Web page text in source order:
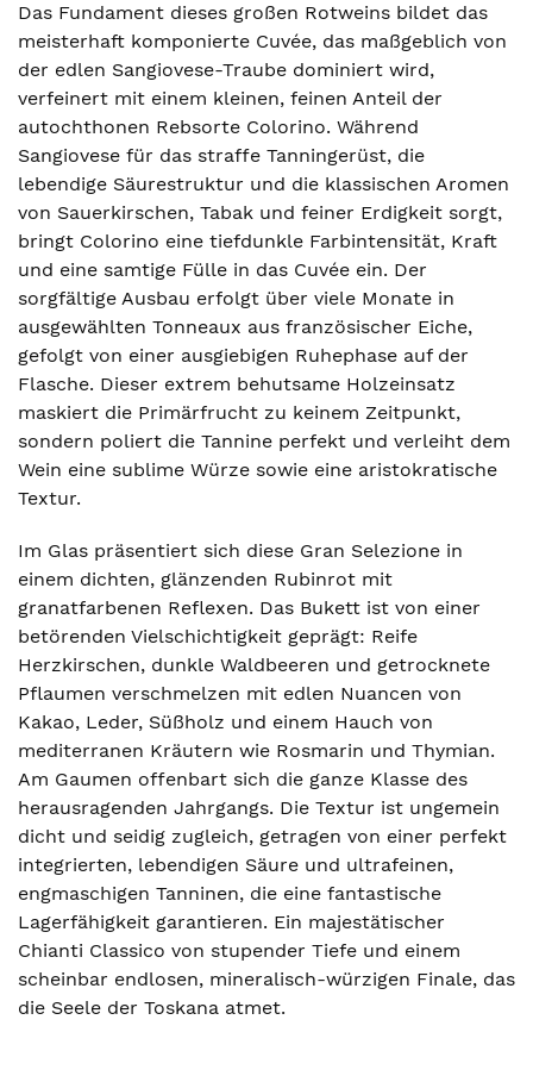
Das Fundament dieses großen Rotweins bildet das
meisterhaft komponierte Cuvée, das maßgeblich von
der edlen Sangiovese-Traube dominiert wird,
verfeinert mit einem kleinen, feinen Anteil der
autochthonen Rebsorte Colorino. Während
Sangiovese für das straffe Tanningerüst, die
lebendige Säurestruktur und die klassischen Aromen
von Sauerkirschen, Tabak und feiner Erdigkeit sorgt,
bringt Colorino eine tiefdunkle Farbintensität, Kraft
und eine samtige Fülle in das Cuvée ein. Der
sorgfältige Ausbau erfolgt über viele Monate in
ausgewählten Tonneaux aus französischer Eiche,
gefolgt von einer ausgiebigen Ruhephase auf der
Flasche. Dieser extrem behutsame Holzeinsatz
maskiert die Primärfrucht zu keinem Zeitpunkt,
sondern poliert die Tannine perfekt und verleiht dem
Wein eine sublime Würze sowie eine aristokratische
Textur.
Im Glas präsentiert sich diese Gran Selezione in
einem dichten, glänzenden Rubinrot mit
granatfarbenen Reflexen. Das Bukett ist von einer
betörenden Vielschichtigkeit geprägt: Reife
Herzkirschen, dunkle Waldbeeren und getrocknete
Pflaumen verschmelzen mit edlen Nuancen von
Kakao, Leder, Süßholz und einem Hauch von
mediterranen Kräutern wie Rosmarin und Thymian.
Am Gaumen offenbart sich die ganze Klasse des
herausragenden Jahrgangs. Die Textur ist ungemein
dicht und seidig zugleich, getragen von einer perfekt
integrierten, lebendigen Säure und ultrafeinen,
engmaschigen Tanninen, die eine fantastische
Lagerfähigkeit garantieren. Ein majestätischer
Chianti Classico von stupender Tiefe und einem
scheinbar endlosen, mineralisch-würzigen Finale, das
die Seele der Toskana atmet.